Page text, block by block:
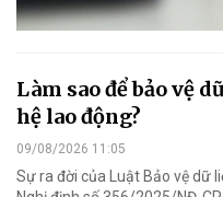
Làm sao để bảo vệ
hệ lao động?
09/08/2026 11:05
Sự ra đời của Luật Bảo vệ dữ